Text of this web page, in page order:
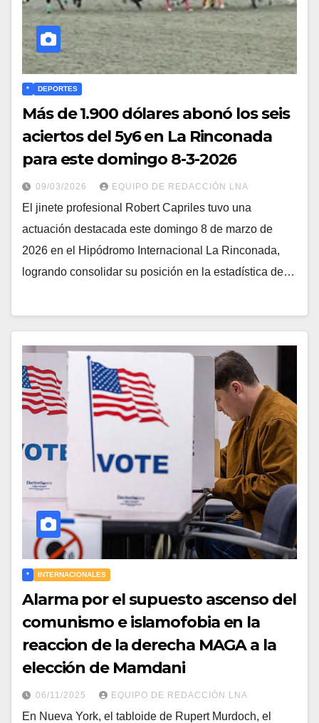
* DEPORTES
Más de 1.900 dólares abonó los seis
aciertos del 5y6 en La Rinconada
para este domingo 8-3-2026
09/03/2026 EQUIPO DE REDACCIÓN LNA
El jinete profesional Robert Capriles tuvo una
actuación destacada este domingo 8 de marzo de
2026 en el Hipódromo Internacional La Rinconada,
logrando consolidar su posición en la estadística de…
* INTERNACIONALES
Alarma por el supuesto ascenso del
comunismo e islamofobia en la
reaccion de la derecha MAGA a la
elección de Mamdani
06/11/2025 EQUIPO DE REDACCIÓN LNA
En Nueva York, el tabloide de Rupert Murdoch, el